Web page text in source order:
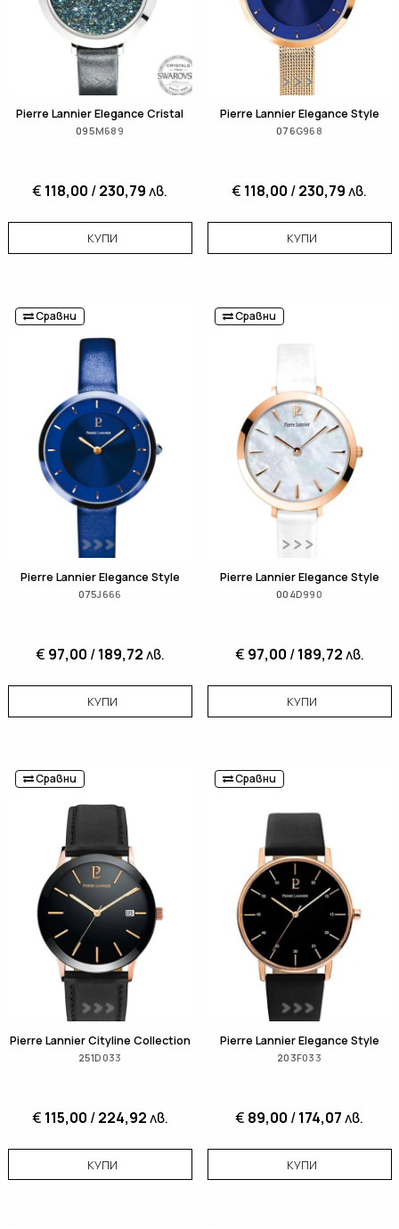
Pierre Lannier Elegance Cristal
095M689
€ 118,00 /230,79лв.
КУПИ
Pierre Lannier Elegance Style
076G968
€ 118,00 /230,79лв.
КУПИ
Сравни
Pierre Lannier Elegance Style
075J666
€ 97,00 /189,72лв.
КУПИ
Сравни
Pierre Lannier Elegance Style
004D990
€ 97,00 /189,72лв.
КУПИ
Сравни
Pierre Lannier Cityline Collection
251D033
€ 115,00 /224,92лв.
КУПИ
Сравни
Pierre Lannier Elegance Style
203F033
€ 89,00 /174,07лв.
КУПИ